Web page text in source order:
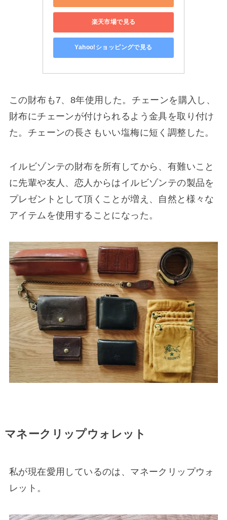
楽天市場で見る
Yahoo!ショッピングで見る
この財布も7、8年使用した。チェーンを購入し、
財布にチェーンが付けられるよう金具を取り付け
た。チェーンの長さもいい塩梅に短く調整した。
イルビゾンテの財布を所有してから、有難いこと
に先輩や友人、恋人からはイルビゾンテの製品を
プレゼントとして頂くことが増え、自然と様々な
アイテムを使用することになった。
マネークリップウォレット
私が現在愛用しているのは、マネークリップウォ
レット。